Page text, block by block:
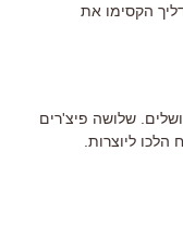
הקסימו את
של ירושלים. שלושה פיצ'רים
ליוצרות.